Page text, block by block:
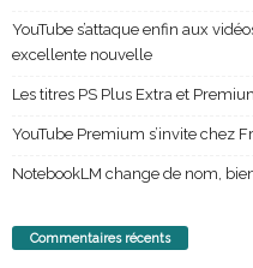
YouTube s’attaque enfin aux
excellente nouvelle
Les titres PS Plus Extra et
YouTube Premium s’invite chez
NotebookLM change de nom,
Commentaires récents